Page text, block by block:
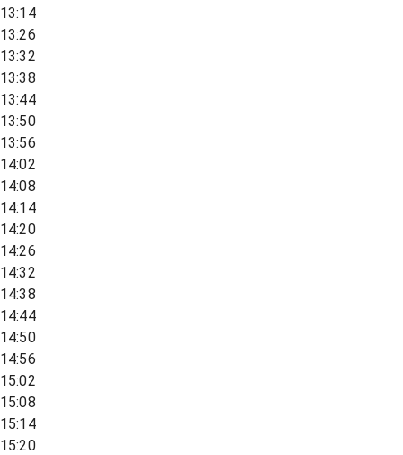
13:14
13:26
13:32
13:38
13:44
13:50
13:56
14:02
14:08
14:14
14:20
14:26
14:32
14:38
14:44
14:50
14:56
15:02
15:08
15:14
15:20